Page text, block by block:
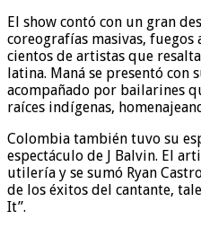
El show contó con un gran
coreografías masivas,
cientos de artistas que
latina. Maná se presentó con
acompañado por bailarines
raíces indígenas,
Colombia también tuvo su
espectáculo de J Balvin. El
utilería y se sumó Ryan
de los éxitos del cantante,
It”.